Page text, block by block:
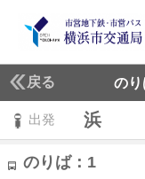
戻る の
出発 浜
のりば：1